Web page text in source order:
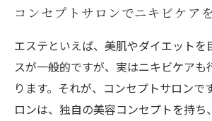
コンセプトサロンでニキビケア
エステといえば、美肌やダイエットを
スが一般的ですが、実はニキビケアも
ります。それが、コンセプトサロンで
ロンは、独自の美容コンセプトを持ち